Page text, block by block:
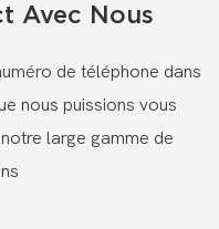
Avec Nous
de téléphone dans
nous puissions vous
large gamme de